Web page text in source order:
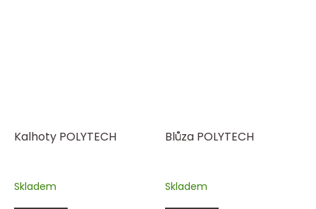
Kalhoty POLYTECH
Skladem
Blůza POLYTECH
Skladem